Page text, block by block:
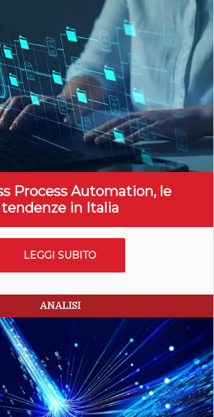
Process Automation, le
tendenze in Italia
LEGGI SUBITO
ANALISI